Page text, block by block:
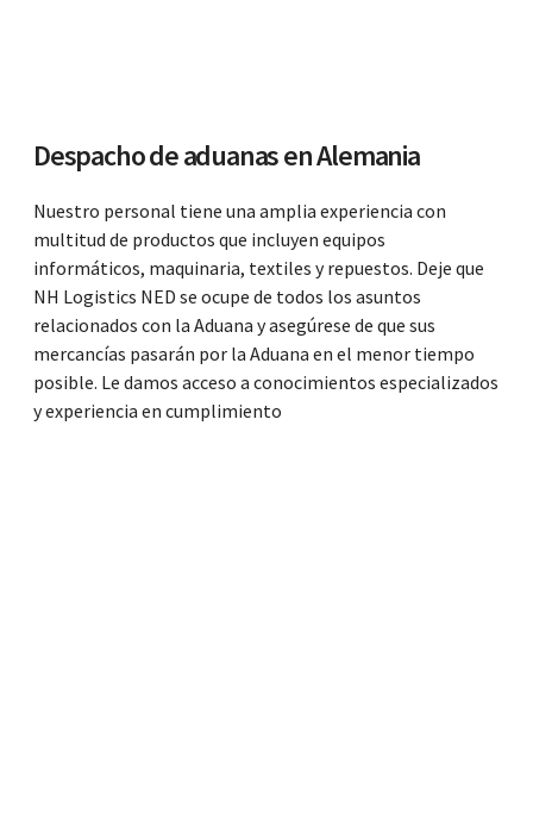
Despacho de aduanas en Alemania
Nuestro personal tiene una amplia experiencia con
multitud de productos que incluyen equipos
informáticos, maquinaria, textiles y repuestos. Deje que
NH Logistics NED se ocupe de todos los asuntos
relacionados con la Aduana y asegúrese de que sus
mercancías pasarán por la Aduana en el menor tiempo
posible. Le damos acceso a conocimientos especializados
y experiencia en cumplimiento